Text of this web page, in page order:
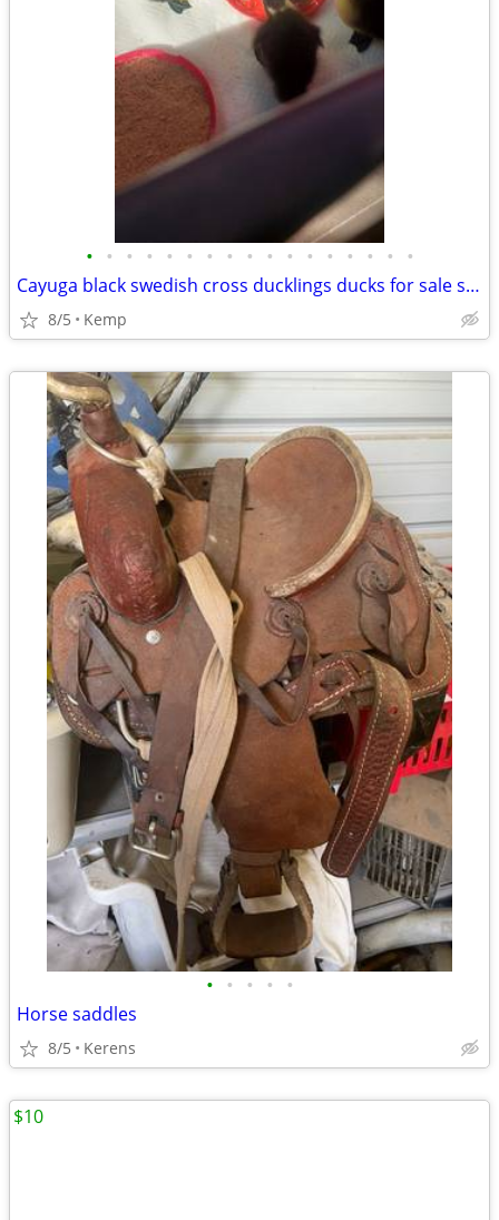
• • • • • • • • • • • • • • • • •
Cayuga black swedish cross ducklings ducks for sale straight run
8/5 Kemp
• • • • •
Horse saddles
8/5 Kerens
$10